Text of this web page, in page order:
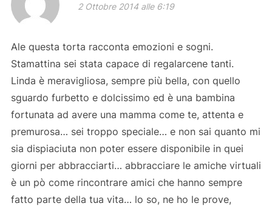
2 Ottobre 2014 alle 6:19
Ale questa torta racconta emozioni e sogni.
Stamattina sei stata capace di regalarcene tanti.
Linda è meravigliosa, sempre più bella, con quello
sguardo furbetto e dolcissimo ed è una bambina
fortunata ad avere una mamma come te, attenta e
premurosa… sei troppo speciale… e non sai quanto mi
sia dispiaciuta non poter essere disponibile in quei
giorni per abbracciarti… abbracciare le amiche virtuali
è un pò come rincontrare amici che hanno sempre
fatto parte della tua vita… lo so, ne ho le prove,